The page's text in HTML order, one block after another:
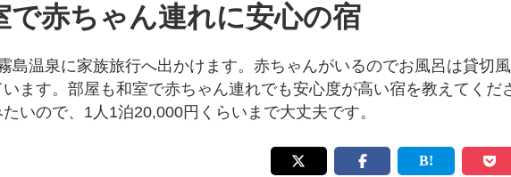
で赤ちゃん連れに安心の宿
島温泉に家族旅行へ出かけます。赤ちゃんがいるのでお風呂は貸切風
ます。部屋も和室で赤ちゃん連れでも安心度が高い宿を教えてくだ
いので、1人1泊20,000円くらいまで大丈夫です。